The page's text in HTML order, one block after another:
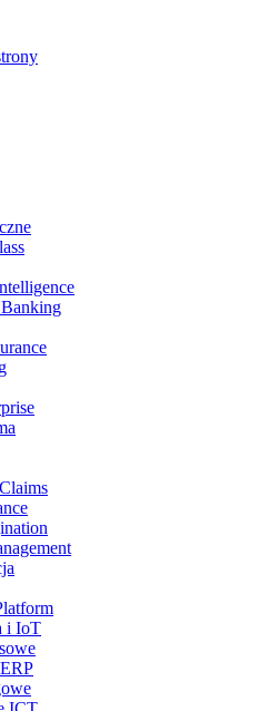
i IoT